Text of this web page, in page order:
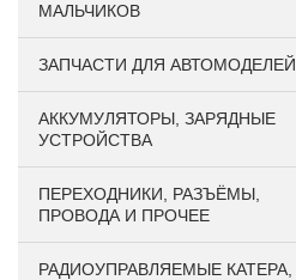
МАЛЬЧИКОВ
ЗАПЧАСТИ ДЛЯ АВТОМОДЕЛЕЙ
АККУМУЛЯТОРЫ, ЗАРЯДНЫЕ
УСТРОЙСТВА
ПЕРЕХОДНИКИ, РАЗЪЁМЫ,
ПРОВОДА И ПРОЧЕЕ
РАДИОУПРАВЛЯЕМЫЕ КАТЕРА,